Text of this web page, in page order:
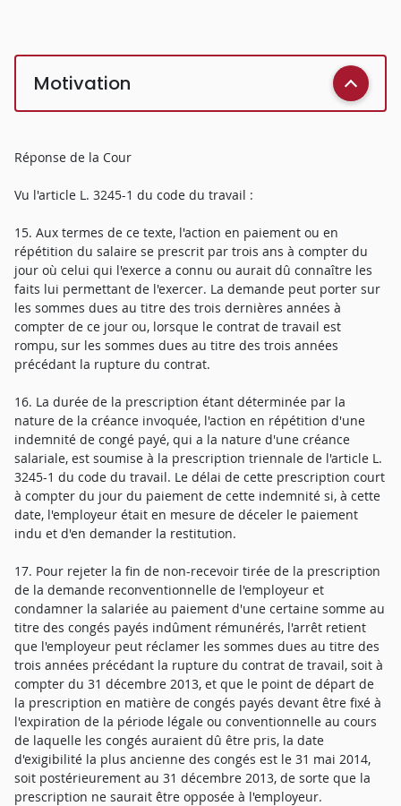
Motivation
Réponse de la Cour
Vu l'article L. 3245-1 du code du travail :
15. Aux termes de ce texte, l'action en paiement ou en
répétition du salaire se prescrit par trois ans à compter du
jour où celui qui l'exerce a connu ou aurait dû connaître les
faits lui permettant de l'exercer. La demande peut porter sur
les sommes dues au titre des trois dernières années à
compter de ce jour ou, lorsque le contrat de travail est
rompu, sur les sommes dues au titre des trois années
précédant la rupture du contrat.
16. La durée de la prescription étant déterminée par la
nature de la créance invoquée, l'action en répétition d'une
indemnité de congé payé, qui a la nature d'une créance
salariale, est soumise à la prescription triennale de l'article L.
3245-1 du code du travail. Le délai de cette prescription court
à compter du jour du paiement de cette indemnité si, à cette
date, l'employeur était en mesure de déceler le paiement
indu et d'en demander la restitution.
17. Pour rejeter la fin de non-recevoir tirée de la prescription
de la demande reconventionnelle de l'employeur et
condamner la salariée au paiement d'une certaine somme au
titre des congés payés indûment rémunérés, l'arrêt retient
que l'employeur peut réclamer les sommes dues au titre des
trois années précédant la rupture du contrat de travail, soit à
compter du 31 décembre 2013, et que le point de départ de
la prescription en matière de congés payés devant être fixé à
l'expiration de la période légale ou conventionnelle au cours
de laquelle les congés auraient dû être pris, la date
d'exigibilité la plus ancienne des congés est le 31 mai 2014,
soit postérieurement au 31 décembre 2013, de sorte que la
prescription ne saurait être opposée à l'employeur.